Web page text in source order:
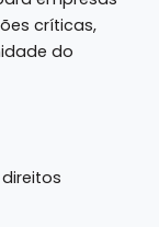
críticas,
do